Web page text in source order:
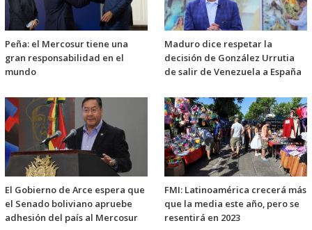
Peña: el Mercosur tiene una
gran responsabilidad en el
mundo
Maduro dice respetar la
decisión de González Urrutia
de salir de Venezuela a España
El Gobierno de Arce espera que
el Senado boliviano apruebe
adhesión del país al Mercosur
FMI: Latinoamérica crecerá más
que la media este año, pero se
resentirá en 2023